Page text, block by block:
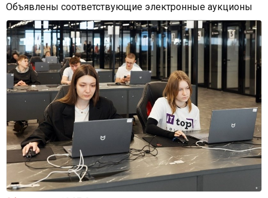
Объявлены соответствующие электронные аукционы